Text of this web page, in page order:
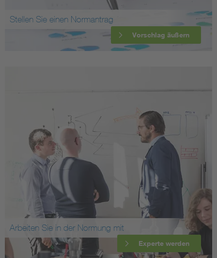
Stellen Sie einen Normantrag
Vorschlag äußern
Arbeiten Sie in der Normung mit
Experte werden